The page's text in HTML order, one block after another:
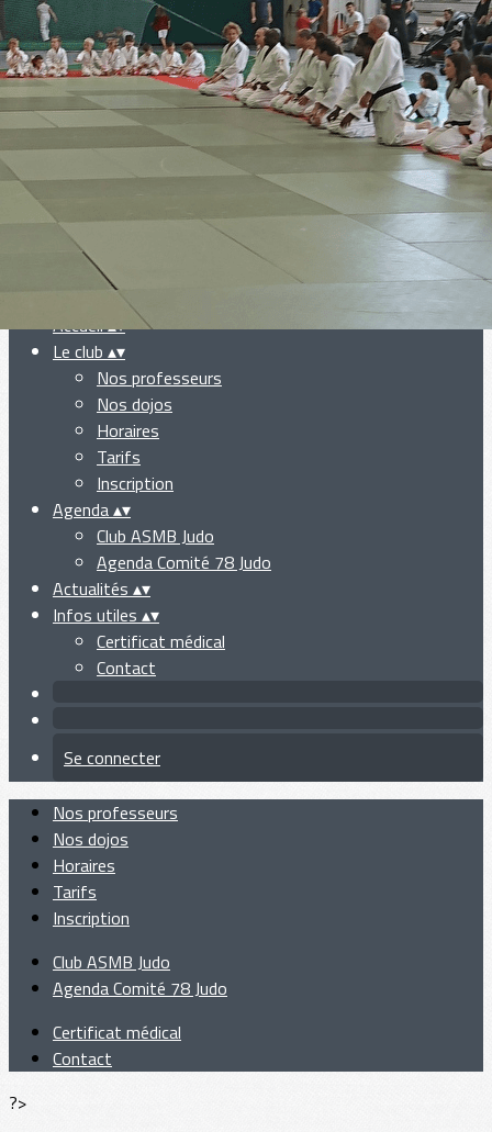
Exporter les lignes sélectionnées
Exporter toutes les colonnes
Exporter uniquement les colonnes affichées
Menu
Ajoutez un logo, un bouton, des réseaux sociaux
Cliquez pour éditer
Accueil▴▾
Le club ▴▾
Nos professeurs
Nos dojos
Horaires
Tarifs
Inscription
Agenda▴▾
Club ASMB Judo
Agenda Comité 78 Judo
Actualités ▴▾
Infos utiles ▴▾
Certificat médical
Contact
Se connecter
Nos professeurs
Nos dojos
Horaires
Tarifs
Inscription
Club ASMB Judo
Agenda Comité 78 Judo
Certificat médical
Contact
?>